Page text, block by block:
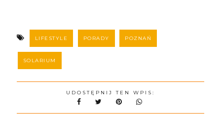
LIFESTYLE PORADY POZNAŃ
SOLARIUM
UDOSTĘPNIJ TEN WPIS: